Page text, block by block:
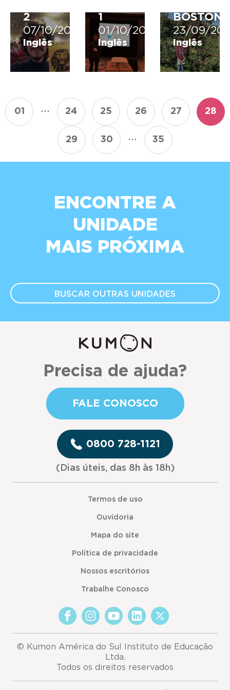
2
07/10/2019
Inglês
1
01/10/2019
Inglês
BOSTON
23/09/
Inglês
01 ... 24 25 26 27 28
29 30 ... 35
ENCONTRE A
UNIDADE
MAIS PRÓXIMA
BUSCAR OUTRAS UNIDADES
Precisa de ajuda?
FALE CONOSCO
0800 728-1121
(Dias úteis, das 8h às 18h)
Termos de uso
Ouvidoria
Mapa do site
Política de privacidade
Nossos escritórios
Trabalhe Conosco
© Kumon América do Sul Instituto de Educação
Ltda.
Todos os direitos reservados